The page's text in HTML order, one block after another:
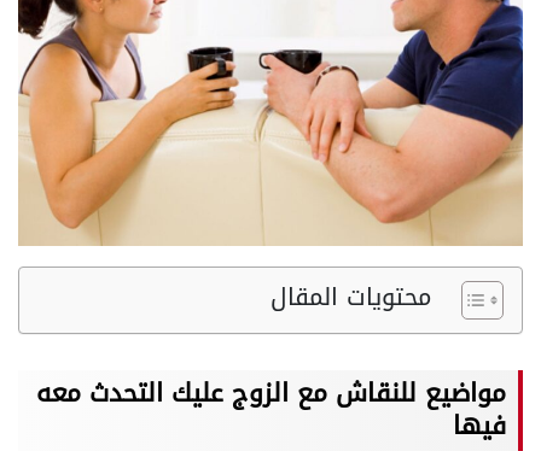
محتويات المقال
مواضيع للنقاش مع الزوج عليك التحدث معه
فيها